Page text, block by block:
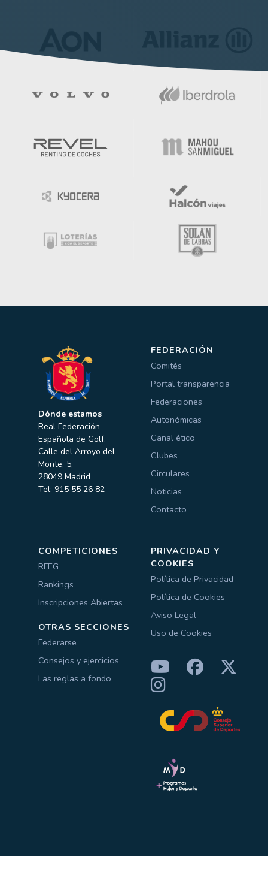
Dónde estamos
Real Federación
Española de Golf.
Calle del Arroyo del
Monte, 5,
28049 Madrid
Tel: 915 55 26 82
FEDERACIÓN
Comités
Portal transparencia
Federaciones
Autonómicas
Canal ético
Clubes
Circulares
Noticias
Contacto
COMPETICIONES
RFEG
Rankings
Inscripciones Abiertas
OTRAS SECCIONES
Federarse
Consejos y ejercicios
Las reglas a fondo
PRIVACIDAD Y
COOKIES
Política de Privacidad
Política de Cookies
Aviso Legal
Uso de Cookies